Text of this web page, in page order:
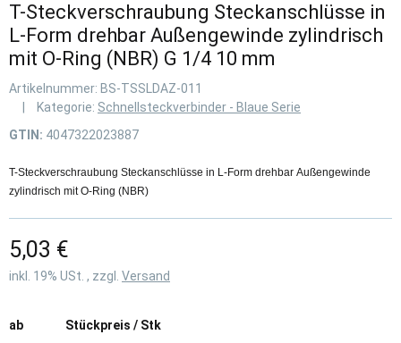
T-Steckverschraubung Steckanschlüsse in
L-Form drehbar Außengewinde zylindrisch
mit O-Ring (NBR) G 1/4 10 mm
Artikelnummer: BS-TSSLDAZ-011
Kategorie: Schnellsteckverbinder - Blaue Serie
GTIN: 4047322023887
T-Steckverschraubung Steckanschlüsse in L-Form drehbar Außengewinde
zylindrisch mit O-Ring (NBR)
5,03 €
inkl. 19% USt. , zzgl. Versand
ab
Stückpreis / Stk